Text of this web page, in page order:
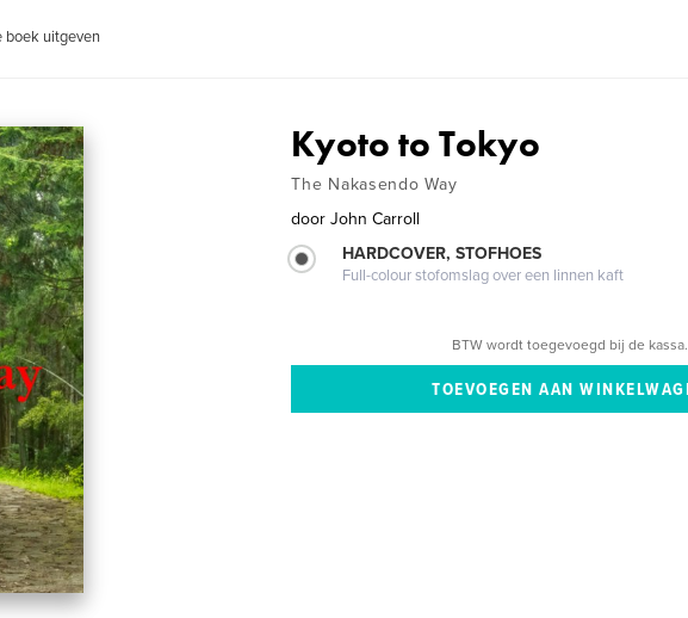
boek uitgeven
Kyoto to Tokyo
The Nakasendo Way
door John Carroll
HARDCOVER, STOFHOES
Full-colour stofomslag over een linnen kaft
BTW wordt toegevoegd bij de kassa.